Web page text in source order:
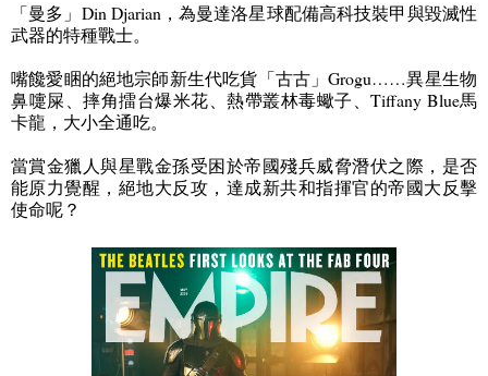
「曼多」 Din Djarian ，為曼達洛星球配備高科技裝甲與毀滅性
武器的特種戰士。
嘴饞愛睏的絕地宗師新生代吃貨「古古」Grogu……異星生物
鼻嚏屎、摔角擂台爆米花、熱帶叢林毒蠍子、 Tiffany Blue馬
卡龍，大小全通吃。
當賞金獵人與星戰金孫受困於帝國殘兵威脅潛伏之際，是否
能原力覺醒，絕地大反攻，達成新共和指揮官的帝國大反擊
使命呢？